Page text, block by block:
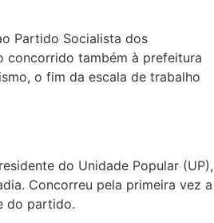
Partido Socialista dos
concorrido também à prefeitura
o fim da escala de trabalho
do Unidade Popular (UP),
Concorreu pela primeira vez a
do partido.